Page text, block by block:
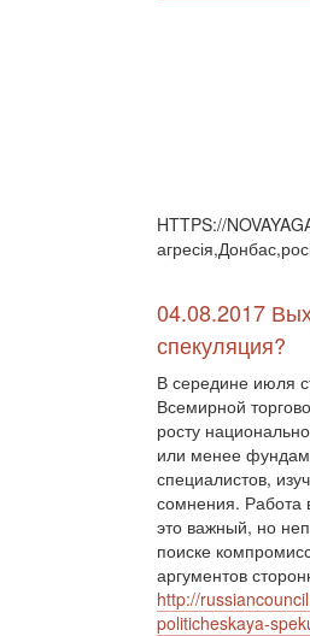
HTTPS://
04.08.2017
спекуляция?
В середине июля
Всемирной
росту
или менее
специалистов,
сомнения. Работа
это важный, но
поиске
аргументов
http://
politicheskaya-